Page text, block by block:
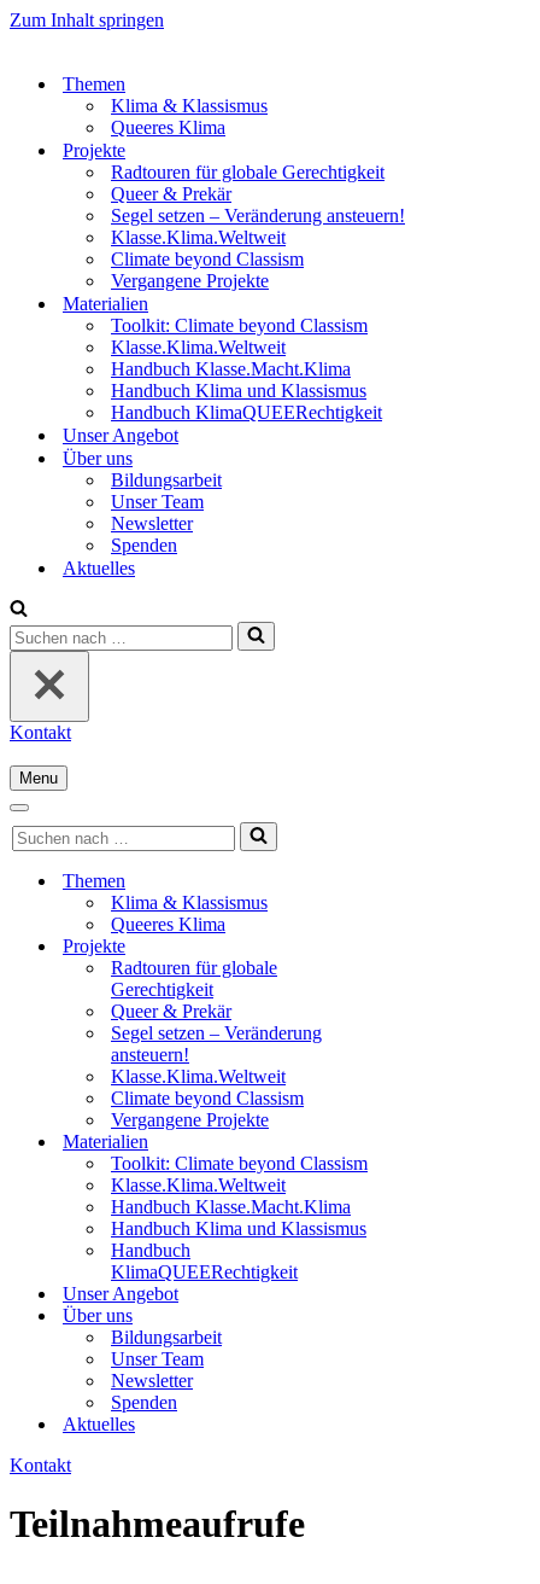
Zum Inhalt springen
Themen
Klima & Klassismus
Queeres Klima
Projekte
Radtouren für globale Gerechtigkeit
Queer & Prekär
Segel setzen – Veränderung ansteuern!
Klasse.Klima.Weltweit
Climate beyond Classism
Vergangene Projekte
Materialien
Toolkit: Climate beyond Classism
Klasse.Klima.Weltweit
Handbuch Klasse.Macht.Klima
Handbuch Klima und Klassismus
Handbuch KlimaQUEERechtigkeit
Unser Angebot
Über uns
Bildungsarbeit
Unser Team
Newsletter
Spenden
Aktuelles
Suchen
nach …
Kontakt
Menu
Navigationsmenü
Navigationsmenü
Suchen
nach …
Themen
Klima & Klassismus
Queeres Klima
Projekte
Radtouren für globale
Gerechtigkeit
Queer & Prekär
Segel setzen – Veränderung
ansteuern!
Klasse.Klima.Weltweit
Climate beyond Classism
Vergangene Projekte
Materialien
Toolkit: Climate beyond Classism
Klasse.Klima.Weltweit
Handbuch Klasse.Macht.Klima
Handbuch Klima und Klassismus
Handbuch
KlimaQUEERechtigkeit
Unser Angebot
Über uns
Bildungsarbeit
Unser Team
Newsletter
Spenden
Aktuelles
Kontakt
Teilnahmeaufrufe